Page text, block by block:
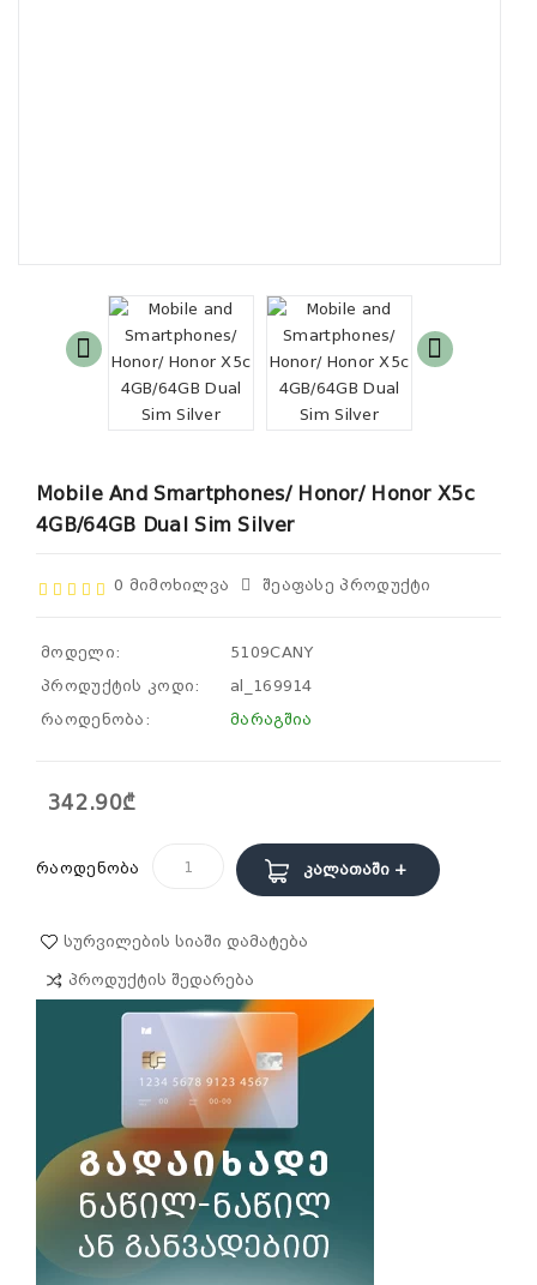
Mobile And Smartphones/ Honor/ Honor X5c
4GB/64GB Dual Sim Silver
0 Მიმოხილვა Შეაფასე Პროდუქტი
მოდელი:
5109CANY
პროდუქტის კოდი:
al_169914
რაოდენობა:
მარაგშია
342.90₾
რაოდენობა Კალათაში +
Სურვილების Სიაში Დამატება
Პროდუქტის Შედარება